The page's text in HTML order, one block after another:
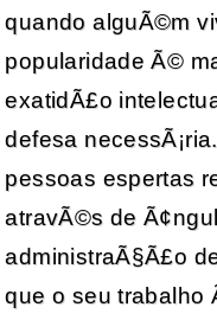
quando alguÃ©m
popularidade Ã©
exatidÃ£o
defesa
pessoas espertas
atravÃ©s de
administraÃ§Ã£o
que o seu trabalho